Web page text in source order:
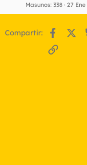
Masunos 338 27 Ene
Compartir:
Enlace